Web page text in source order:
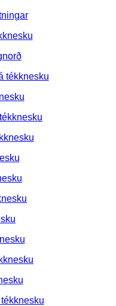
tékknesku